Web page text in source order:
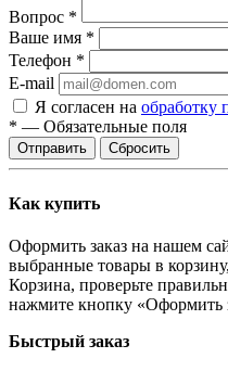
Вопрос *
Ваше имя *
Телефон *
E-mail
Я согласен на обработку
* — Обязательные поля
Сбросить
Как купить
Оформить заказ на нашем
выбранные товары в
Корзина, проверьте
нажмите кнопку «Оформить
Быстрый заказ